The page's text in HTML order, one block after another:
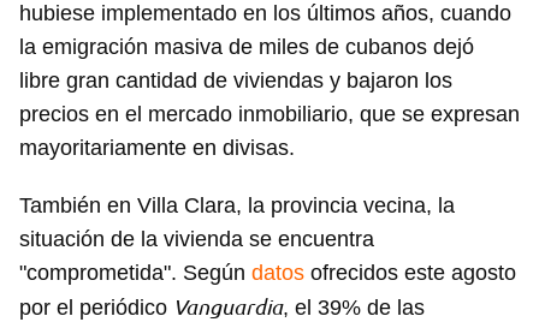
hubiese implementado en los últimos años, cuando
la emigración masiva de miles de cubanos dejó
libre gran cantidad de viviendas y bajaron los
precios en el mercado inmobiliario, que se expresan
mayoritariamente en divisas.
También en Villa Clara, la provincia vecina, la
situación de la vivienda se encuentra
"comprometida". Según datos ofrecidos este agosto
por el periódico Vanguardia, el 39% de las